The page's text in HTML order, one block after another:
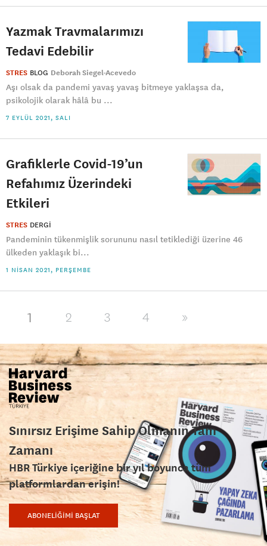
Yazmak Travmalarımızı
Tedavi Edebilir
STRES BLOG Deborah Siegel-Acevedo
Aşı olsak da pandemi yavaş yavaş bitmeye yaklaşsa da,
psikolojik olarak hâlâ bu ...
7 EYLÜL 2021, SALI
Grafiklerle Covid-19’un
Refahımız Üzerindeki
Etkileri
STRES DERGI
Pandeminin tükenmişlik sorununu nasıl tetiklediği üzerine 46
ülkeden yaklaşık bi...
1 NISAN 2021, PERŞEMBE
1 2 3 4 »
Sınırsız Erişime Sahip Olmanın Tam
Zamanı
HBR Türkiye içeriğine bir yıl boyunca tüm
platformlardan erişin!
ABONELİĞİMİ BAŞLAT